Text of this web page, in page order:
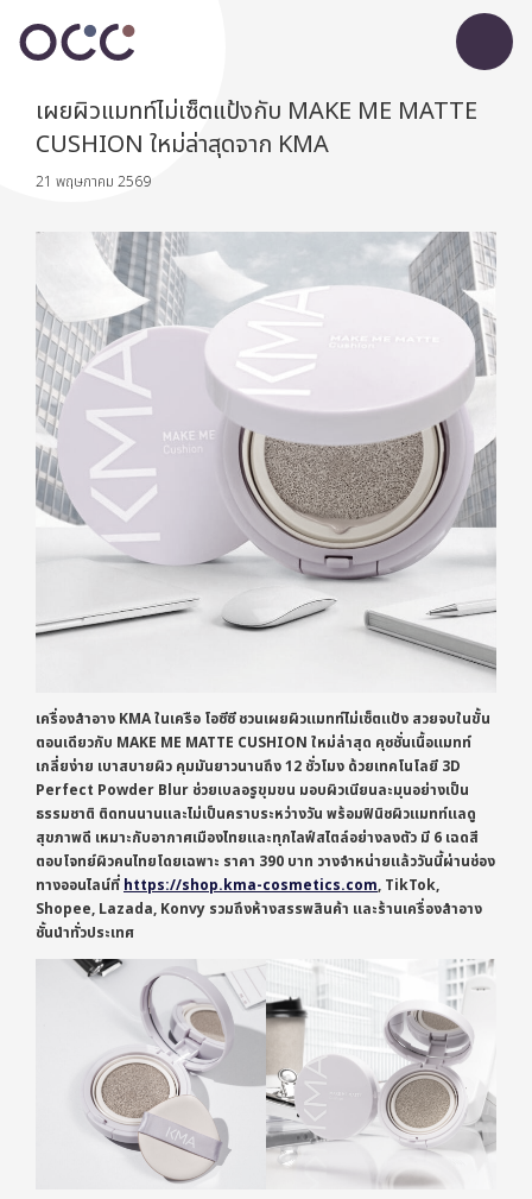
เผยผิวแมทท์ไม่เซ็ตแป้งกับ MAKE ME MATTE
CUSHION ใหม่ล่าสุดจาก KMA
21 พฤษภาคม 2569
เครื่องสำอาง KMA ในเครือ โอซีซี ชวนเผยผิวแมทท์ไม่เซ็ตแป้ง สวยจบในขั้น
ตอนเดียวกับ MAKE ME MATTE CUSHION ใหม่ล่าสุด คุชชั่นเนื้อแมทท์
เกลี่ยง่าย เบาสบายผิว คุมมันยาวนานถึง 12 ชั่วโมง ด้วยเทคโนโลยี 3D
Perfect Powder Blur ช่วยเบลอรูขุมขน มอบผิวเนียนละมุนอย่างเป็น
ธรรมชาติ ติดทนนานและไม่เป็นคราบระหว่างวัน พร้อมฟินิชผิวแมทท์แลดู
สุขภาพดี เหมาะกับอากาศเมืองไทยและทุกไลฟ์สไตล์อย่างลงตัว มี 6 เฉดสี
ตอบโจทย์ผิวคนไทยโดยเฉพาะ ราคา 390 บาท วางจำหน่ายแล้ววันนี้ผ่านช่อง
ทางออนไลน์ที่ https://shop.kma-cosmetics.com, TikTok,
Shopee, Lazada, Konvy รวมถึงห้างสรรพสินค้า และร้านเครื่องสำอาง
ชั้นนำทั่วประเทศ